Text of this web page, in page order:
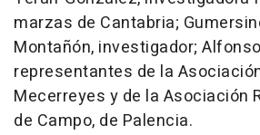
marzas de Cantabria;
Montañón, investigador;
representantes de la
Mecerreyes y de la Asociación
de Campo, de Palencia.